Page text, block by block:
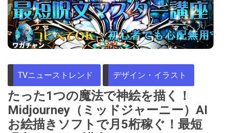
TVニューストレンド デザイン・イラスト
たった1つの魔法で神絵を描く！
Midjourney（ミッドジャーニー）AI
お絵描きソフトで月5桁稼ぐ！最短